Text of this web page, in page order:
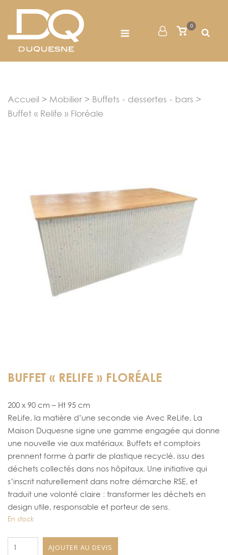
content
Mon
Voir
0
Accueil > Mobilier > Buffets - dessertes - bars >
Buffet « Relife » Floréale
BUFFET « RELIFE » FLORÉALE
200 x 90 cm – Ht 95 cm
ReLife, la matière d’une seconde vie Avec ReLife, La
Maison Duquesne signe une gamme engagée qui donne
une nouvelle vie aux matériaux. Buffets et comptoirs
prennent forme à partir de plastique recyclé, issu des
déchets collectés dans nos hôpitaux. Une initiative qui
s’inscrit naturellement dans notre démarche RSE, et
traduit une volonté claire : transformer les déchets en
design utile, responsable et porteur de sens.
En stock
AJOUTER AU DEVIS